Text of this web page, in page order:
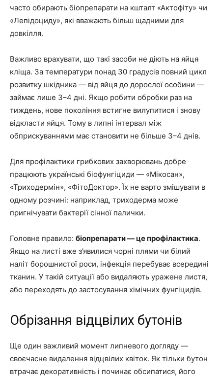
часто обирають біопрепарати на кшталт «Актофіту» чи
«Лепідоциду», які вважають більш щадними для
довкілля.
Важливо врахувати, що такі засоби не діють на яйця
кліща. За температури понад 30 градусів повний цикл
розвитку шкідника — від яйця до дорослої особини —
займає лише 3–4 дні. Якщо робити обробки раз на
тиждень, нове покоління встигне вилупитися і знову
відкласти яйця. Тому в липні інтервал між
обприскуваннями має становити не більше 3–4 днів.
Для профілактики грибкових захворювань добре
працюють українські біофунгіциди — «Мікосан»,
«Триходермін», «ФітоДоктор». Їх не варто змішувати в
одному розчині: наприклад, триходерма може
пригнічувати бактерії сінної палички.
Головне правило: біопрепарати — це профілактика.
Якщо на листі вже з’явилися чорні плями чи білий
наліт борошнистої роси, інфекція перебуває всередині
тканин. У такій ситуації або видаляють уражене листя,
або переходять до застосування хімічних фунгіцидів.
Обрізання відцвілих бутонів
Ще один важливий момент липневого догляду —
своєчасне видалення відцвілих квіток. Як тільки бутон
втрачає декоративність і починає обсипатися, його